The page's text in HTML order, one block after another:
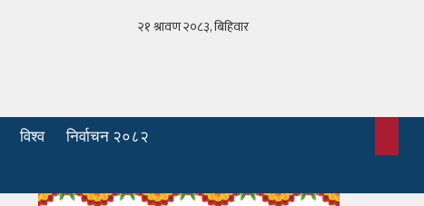
विश्व निर्वाचन २०८२